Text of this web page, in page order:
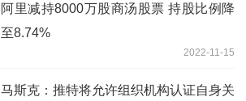
阿里减持8000万股商汤股票 持股比例降
至8.74%
2022-11-15
马斯克：推特将允许组织机构认证自身关